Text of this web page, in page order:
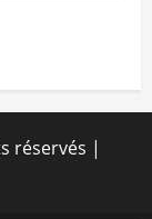
réservés |